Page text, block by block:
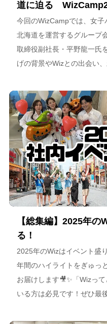
道に迫る
今回のWizCampでは、女
北海道を運営するグループ
取締役副社長・平野龍一氏
げの背景やWizとの出会い
海道が描く今後のビジョン
【総集編】2025年
る！
2025年のWizはイベント盛
年間のハイライトをぎゅっ
お届けします🎥✨「Wizっ
いる方は必見です！ぜひ最